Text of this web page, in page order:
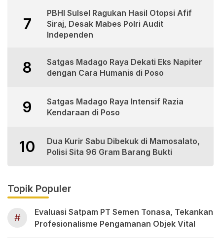
7
PBHI Sulsel Ragukan Hasil Otopsi Afif
Siraj, Desak Mabes Polri Audit
Independen
8
Satgas Madago Raya Dekati Eks Napiter
dengan Cara Humanis di Poso
9
Satgas Madago Raya Intensif Razia
Kendaraan di Poso
10
Dua Kurir Sabu Dibekuk di Mamosalato,
Polisi Sita 96 Gram Barang Bukti
Topik Populer
#
Evaluasi Satpam PT Semen Tonasa, Tekankan
Profesionalisme Pengamanan Objek Vital